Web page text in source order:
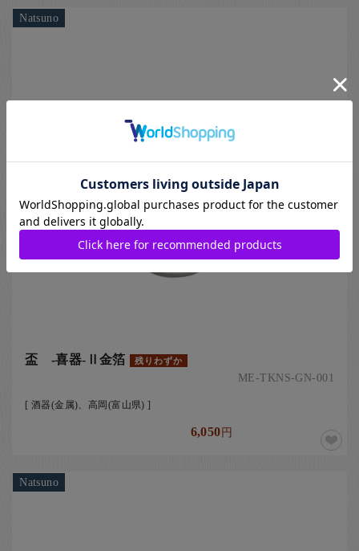
Natsuno
盃 -喜器-Ⅱ金箔 残りわずか
ME-TKNS-GN-001
[ 酒器(金属)、高岡(富山県) ]
6,050円
Natsuno